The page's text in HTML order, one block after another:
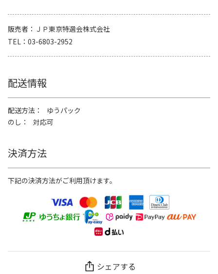
販売者
ＪＰ東京特選会株式会社
TEL
03-6803-2952
配送情報
配送方法
ゆうパック
のし
対応可
決済方法
下記の決済方法がご利用頂けます。
シェアする